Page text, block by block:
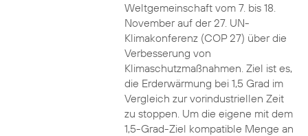
Weltgemeinschaft vom 7. bis 18.
November auf der 27. UN-
Klimakonferenz (COP 27) über die
Verbesserung von
Klimaschutzmaßnahmen. Ziel ist es,
die Erderwärmung bei 1,5 Grad im
Vergleich zur vorindustriellen Zeit
zu stoppen. Um die eigene mit dem
1,5-Grad-Ziel kompatible Menge an